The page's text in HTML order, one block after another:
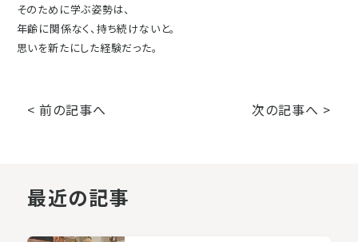
そのために学ぶ姿勢は、
年齢に関係なく、持ち続けないと。
思いを新たにした経験だった。
< 前の記事へ 次の記事へ >
最近の記事